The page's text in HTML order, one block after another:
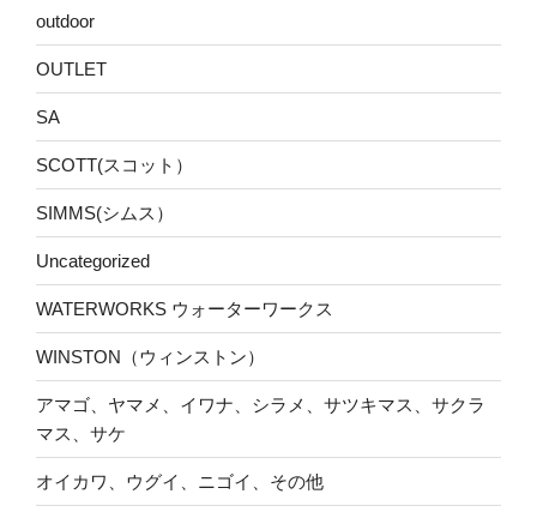
outdoor
OUTLET
SA
SCOTT(スコット）
SIMMS(シムス）
Uncategorized
WATERWORKS ウォーターワークス
WINSTON（ウィンストン）
アマゴ、ヤマメ、イワナ、シラメ、サツキマス、サクラ
マス、サケ
オイカワ、ウグイ、ニゴイ、その他